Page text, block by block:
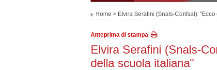
Inserisci parola
Home > Elvira Serafini (Snals-Confsal):
Anteprima di stampa
Elvira Serafini (Snals-
della scuola italiana"